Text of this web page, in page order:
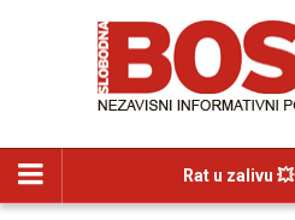
Rat u zalivu 💥